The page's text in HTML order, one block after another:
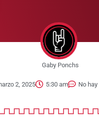
Gaby Ponchs
2, 2025 5:30 am No